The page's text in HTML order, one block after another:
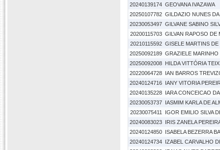
20240139174 GEOVANA IVAZAWA
20250107782 GILDAZIO NUNES DA
20230053497 GILVANE SABINO
20200115703 GILVAN RAPOSO DE
20210115592 GISELE MARTINS
20250092189 GRAZIELE MARINHO
20250092008 HILDA VITTÓRIA
20220064728 IAN BARROS
20240124716 IANY VITORIA
20240135228 IARA CONCEICAO DA
20230053737 IASMIM KARLA DE
20230075411
IGOR EMILIO SILVA
20240083023 IRIS ZANELA
20240124850 ISABELA BEZERRA
20240124734 IZABEL CARVALHO